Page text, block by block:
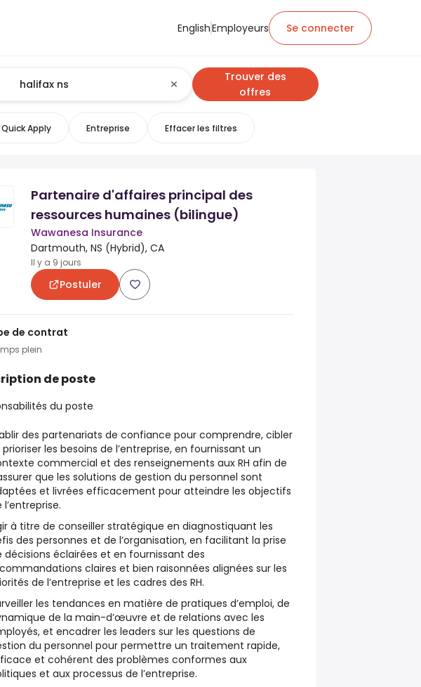
EnglishEmployeurs Se connecter
Trouver des
offres
Quick Apply Entreprise Effacer les filtres
Partenaire d'affaires principal des
ressources humaines (bilingue)
Wawanesa Insurance
Dartmouth, NS (Hybrid), CA
Il y a 9 jours
Postuler
de contrat
plein
de poste
du poste
des partenariats de confiance pour comprendre, cibler
les besoins de l’entreprise, en fournissant un
commercial et des renseignements aux RH afin de
que les solutions de gestion du personnel sont
et livrées efficacement pour atteindre les objectifs
l’entreprise.
à titre de conseiller stratégique en diagnostiquant les
des personnes et de l’organisation, en facilitant la prise
décisions éclairées et en fournissant des
claires et bien raisonnées alignées sur les
de l’entreprise et les cadres des RH.
les tendances en matière de pratiques d’emploi, de
de la main-d’œuvre et de relations avec les
et encadrer les leaders sur les questions de
du personnel pour permettre un traitement rapide,
et cohérent des problèmes conformes aux
et aux processus de l’entreprise.